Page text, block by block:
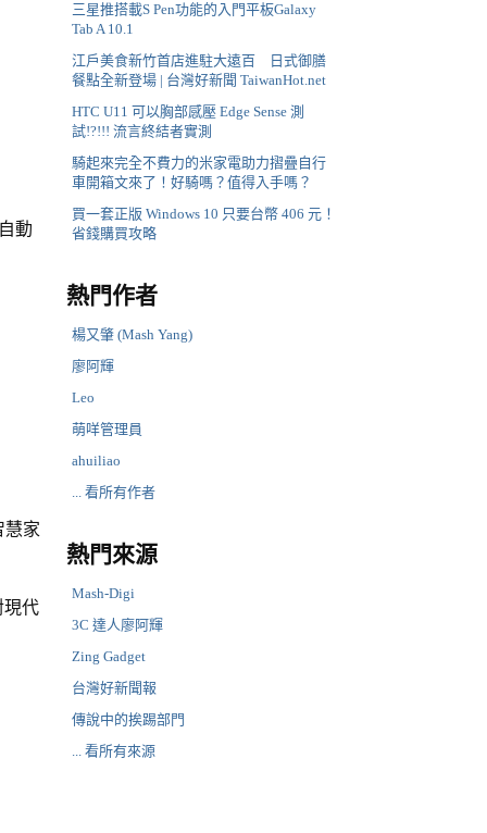
動
慧家
現代
三星推搭載S Pen功能的入門平板Galaxy
Tab A 10.1
江戶美食新竹首店進駐大遠百 日式御膳
餐點全新登場 | 台灣好新聞 TaiwanHot.net
HTC U11 可以胸部感壓 Edge Sense 測
試!?!!! 流言終結者實測
騎起來完全不費力的米家電助力摺疊自行
車開箱文來了！好騎嗎？值得入手嗎？
買一套正版 Windows 10 只要台幣 406 元！
省錢購買攻略
熱門作者
楊又肇 (Mash Yang)
廖阿輝
Leo
萌咩管理員
ahuiliao
... 看所有作者
熱門來源
Mash-Digi
3C 達人廖阿輝
Zing Gadget
台灣好新聞報
傳說中的挨踢部門
... 看所有來源